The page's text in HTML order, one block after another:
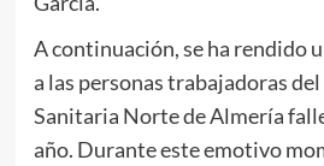
A continuación, se ha rendido
a las personas trabajadoras
Sanitaria Norte de Almería
año. Durante este emotivo